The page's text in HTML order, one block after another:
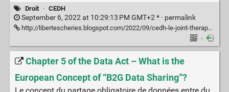
Droit · CEDH
September 6, 2022 at 10:29:13 PM GMT+2 * · permalink
http://libertescheries.blogspot.com/2022/09/cedh-le-joint-therapeutique-nest-pas-un.html
·
Chapter 5 of the Data Act – What is the
European Concept of “B2G Data Sharing”?